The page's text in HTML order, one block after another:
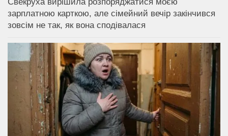
зарплатною карткою, але сімейний вечір закінчився
зовсім не так, як вона сподівалася